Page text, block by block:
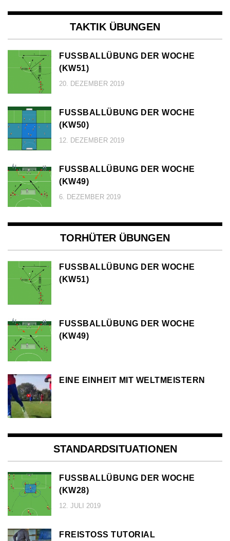
TAKTIK ÜBUNGEN
FUSSBALLÜBUNG DER WOCHE (
KW51)
20. DEZEMBER 2019
FUSSBALLÜBUNG DER WOCHE (
KW50)
12. DEZEMBER 2019
FUSSBALLÜBUNG DER WOCHE (
KW49)
6. DEZEMBER 2019
TORHÜTER ÜBUNGEN
FUSSBALLÜBUNG DER WOCHE (
KW51)
FUSSBALLÜBUNG DER WOCHE (
KW49)
EINE EINHEIT MIT WELTMEISTERN
STANDARDSITUATIONEN
FUSSBALLÜBUNG DER WOCHE (
KW28)
12. JULI 2019
FREISTOSS TUTORIAL